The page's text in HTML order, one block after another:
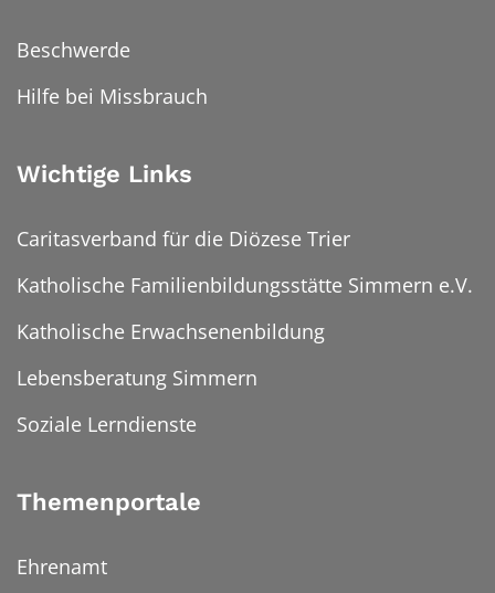
Beschwerde
Hilfe bei Missbrauch
Wichtige Links
Caritasverband für die Diözese Trier
Katholische Familienbildungsstätte Simmern e.V.
Katholische Erwachsenenbildung
Lebensberatung Simmern
Soziale Lerndienste
Themenportale
Ehrenamt